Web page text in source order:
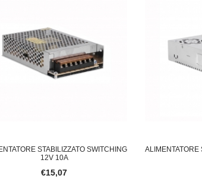
STABILIZZATO SWITCHING
12V 10A
€15,07
ALIMENTATORE